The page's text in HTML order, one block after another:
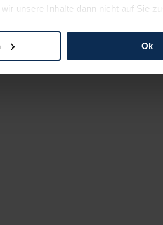
unsere Inhalte dann nicht auf Sie
Sie können die Einstellungen
Ok